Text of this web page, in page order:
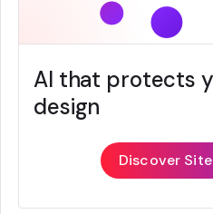
AI that protects
design
Discover